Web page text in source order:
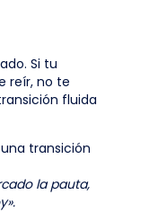
Si tu
reír, no te
fluida
transición
la pauta,